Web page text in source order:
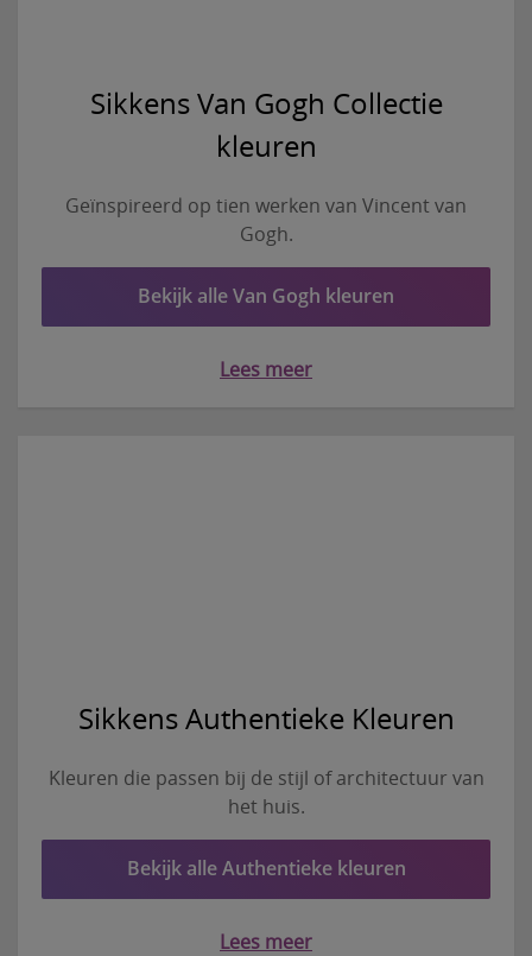
Sikkens Van Gogh Collectie
kleuren
Geïnspireerd op tien werken van Vincent van
Gogh.
Bekijk alle Van Gogh kleuren
Lees meer
Sikkens Authentieke Kleuren
Kleuren die passen bij de stijl of architectuur van
het huis.
Bekijk alle Authentieke kleuren
Lees meer